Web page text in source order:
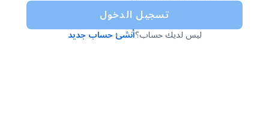
تسجيل الدخول
ليس لديك حساب؟أنشئ حساب جديد